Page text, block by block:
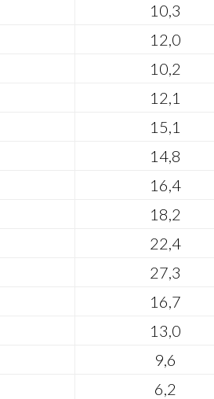
10,3
12,0
10,2
12,1
15,1
14,8
16,4
18,2
22,4
27,3
16,7
13,0
9,6
6,2